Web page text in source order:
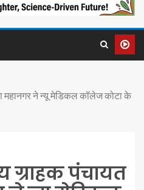
महानगर ने न्यू मेडिकल कॉलेज कोटा के
ग्राहक पंचायत